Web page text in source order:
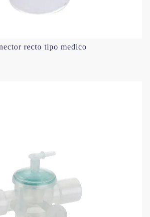
recto tipo medico